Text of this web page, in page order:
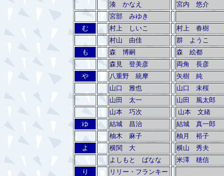
湊 かなえ
宮内 悠介
宮部 みゆき
む
村上 しいこ
村上 春樹
村山 由佳
群 ようこ
も
森 博嗣
森 絵都
森見 登美彦
両角 長彦
や
八重野 統摩
矢樹 純
山口 雅也
山口 未桜
山田 太一
山田 風太郎
山本 巧次
山本 文緒
ゆ
結城 昌治
結城 真一郎
柚木 麻子
柚月 裕子
よ
横関 大
横山 秀夫
よしもと ばなな
米澤 穂信
り
リリー・フランキー